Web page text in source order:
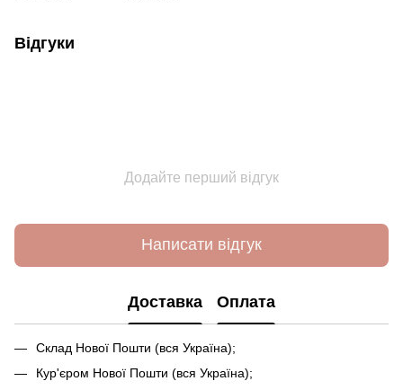
Відгуки
Додайте перший відгук
Написати відгук
Доставка Оплата
Склад Нової Пошти (вся Україна);
Кур'єром Нової Пошти (вся Україна);